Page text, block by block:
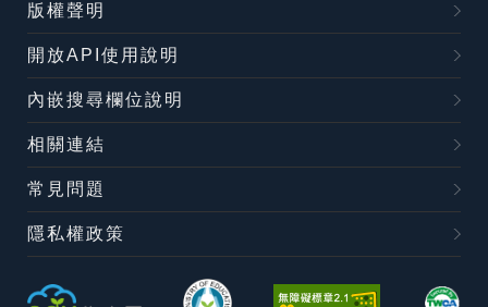
版權聲明
開放API使用說明
內嵌搜尋欄位說明
相關連結
常見問題
隱私權政策